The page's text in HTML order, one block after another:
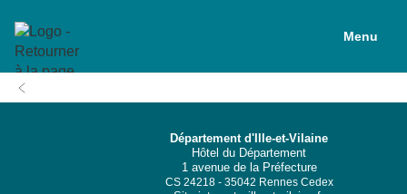
Menu
Département d'Ille-et-Vilaine
Hôtel du Département
1 avenue de la Préfecture
CS 24218 - 35042 Rennes Cedex